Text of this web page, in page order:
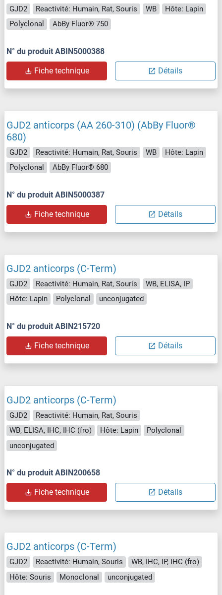
GJD2 Reactivité: Humain, Rat, Souris WB
Hôte: Lapin
Polyclonal
AbBy Fluor® 750
N° du produit ABIN5000388
Fiche technique Détails
GJD2 anticorps (AA 260-310) (AbBy Fluor®
680)
GJD2 Reactivité: Humain, Rat, Souris WB
Hôte: Lapin
Polyclonal
AbBy Fluor® 680
N° du produit ABIN5000387
Fiche technique Détails
GJD2 anticorps (C-Term)
GJD2 Reactivité: Humain, Rat, Souris
WB, ELISA, IP
Hôte: Lapin
Polyclonal unconjugated
N° du produit ABIN215720
Fiche technique Détails
GJD2 anticorps (C-Term)
GJD2
Reactivité: Humain, Rat, Souris
WB, ELISA, IHC, IHC (fro)
Hôte: Lapin
Polyclonal
unconjugated
N° du produit ABIN200658
Fiche technique Détails
GJD2 anticorps (C-Term)
GJD2 Reactivité: Humain, Souris
WB, IHC, IP, IHC (fro)
Hôte: Souris
Monoclonal unconjugated